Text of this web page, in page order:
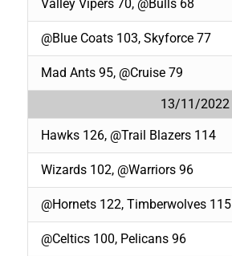
Valley Vipers 70, @Bulls 68
@Blue Coats 103, Skyforce 77
Mad Ants 95, @Cruise 79
13/11/2022
Hawks 126, @Trail Blazers 114
Wizards 102, @Warriors 96
@Hornets 122, Timberwolves 115
@Celtics 100, Pelicans 96